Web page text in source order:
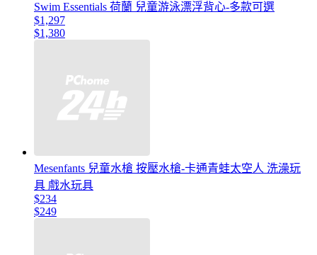
Swim Essentials 荷蘭 兒童游泳漂浮背心-多款可選
$1,297
$1,380
Mesenfants 兒童水槍 按壓水槍-卡通青蛙太空人 洗澡玩
具 戲水玩具
$234
$249